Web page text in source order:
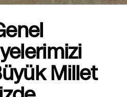
Millet